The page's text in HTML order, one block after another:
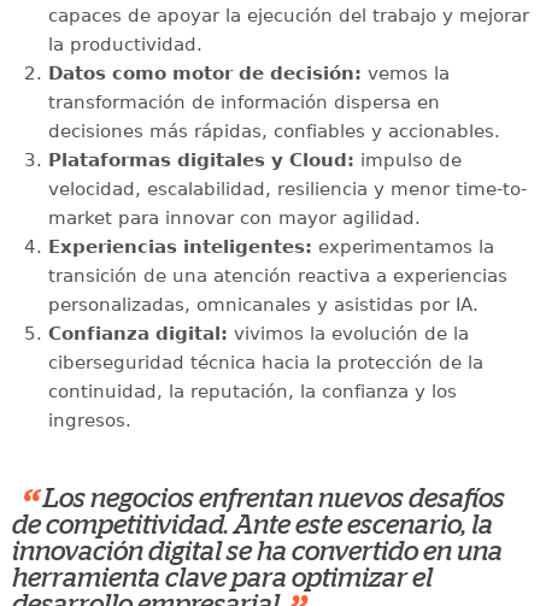
capaces de apoyar la ejecución del trabajo y mejorar
la productividad.
Datos como motor de decisión: vemos la
transformación de información dispersa en
decisiones más rápidas, confiables y accionables.
Plataformas digitales y Cloud: impulso de
velocidad, escalabilidad, resiliencia y menor time-to-
market para innovar con mayor agilidad.
Experiencias inteligentes: experimentamos la
transición de una atención reactiva a experiencias
personalizadas, omnicanales y asistidas por IA.
Confianza digital: vivimos la evolución de la
ciberseguridad técnica hacia la protección de la
continuidad, la reputación, la confianza y los
ingresos.
“ Los negocios enfrentan nuevos desafíos
de competitividad. Ante este escenario, la
innovación digital se ha convertido en una
herramienta clave para optimizar el